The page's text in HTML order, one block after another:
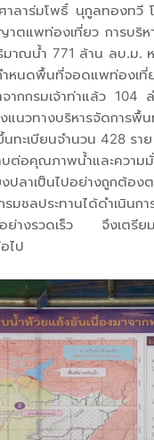
าร่มโพธิ์ นุกูลทองทวี โ
ตแพท่องเที่ยว การบริห
าณน้ำ 771 ล้าน ลบ.ม.
ำหนดพื้นที่จอดแพท่องเ
กกรมเจ้าท่าแล้ว 104
นวทางบริหารจัดการพื้
ทะเบียนจำนวน 428 รา
บต่อคุณภาพน้ำและควา
ยงปลาเป็นไปอย่างถูกต้
มชลประทานได้ดำเนิน
อย่างรวดเร็ว จึงเตรีย
ไป